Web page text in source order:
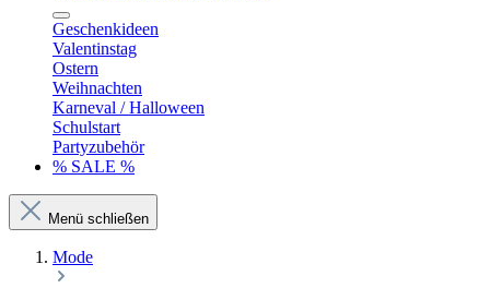
Geschenkideen
Valentinstag
Ostern
Weihnachten
Karneval / Halloween
Schulstart
Partyzubehör
% SALE %
Menü schließen
Mode